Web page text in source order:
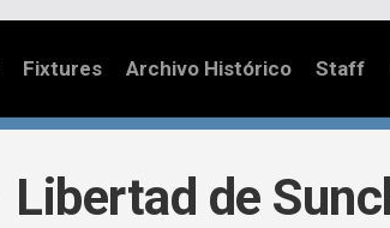
Fixtures Archivo Histórico Staff
Libertad de